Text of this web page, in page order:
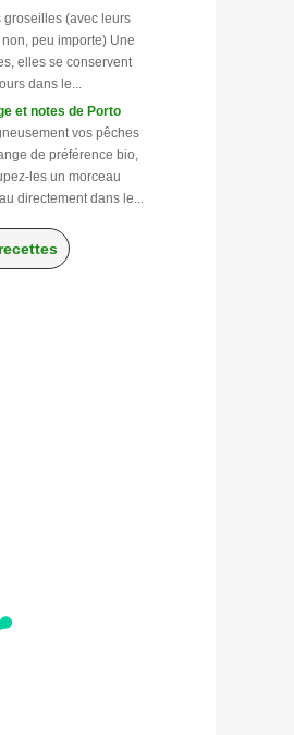
groseilles (avec leurs
peu importe) Une
elles se conservent
dans le...
et notes de Porto
vos pêches
de préférence bio,
les un morceau
directement dans le...